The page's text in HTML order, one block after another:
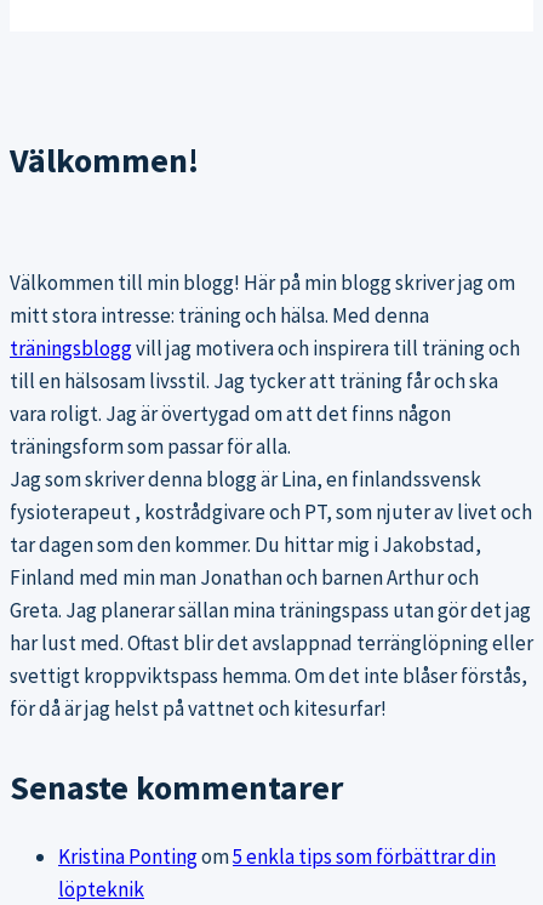
Välkommen!
Välkommen till min blogg! Här på min blogg skriver jag om
mitt stora intresse: träning och hälsa. Med denna
träningsbloggvill jag motivera och inspirera till träning och
till en hälsosam livsstil. Jag tycker att träning får och ska
vara roligt. Jag är övertygad om att det finns någon
träningsform som passar för alla.
Jag som skriver denna blogg är Lina, en finlandssvensk
fysioterapeut , kostrådgivare och PT, som njuter av livet och
tar dagen som den kommer. Du hittar mig i Jakobstad,
Finland med min man Jonathan och barnen Arthur och
Greta. Jag planerar sällan mina träningspass utan gör det jag
har lust med. Oftast blir det avslappnad terränglöpning eller
svettigt kroppviktspass hemma. Om det inte blåser förstås,
för då är jag helst på vattnet och kitesurfar!
Senaste kommentarer
Kristina Pontingom5 enkla tips som förbättrar din
löpteknik